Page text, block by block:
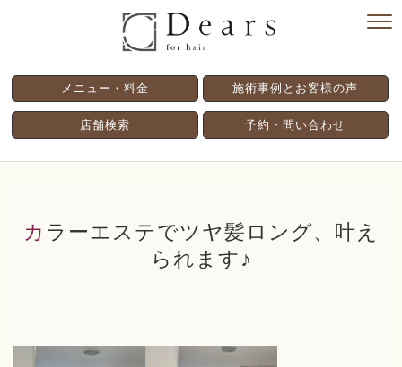
メニュー・料金 施術事例とお客様の声
店舗検索 予約・問い合わせ
カラーエステでツヤ髪ロング、叶え
られます♪